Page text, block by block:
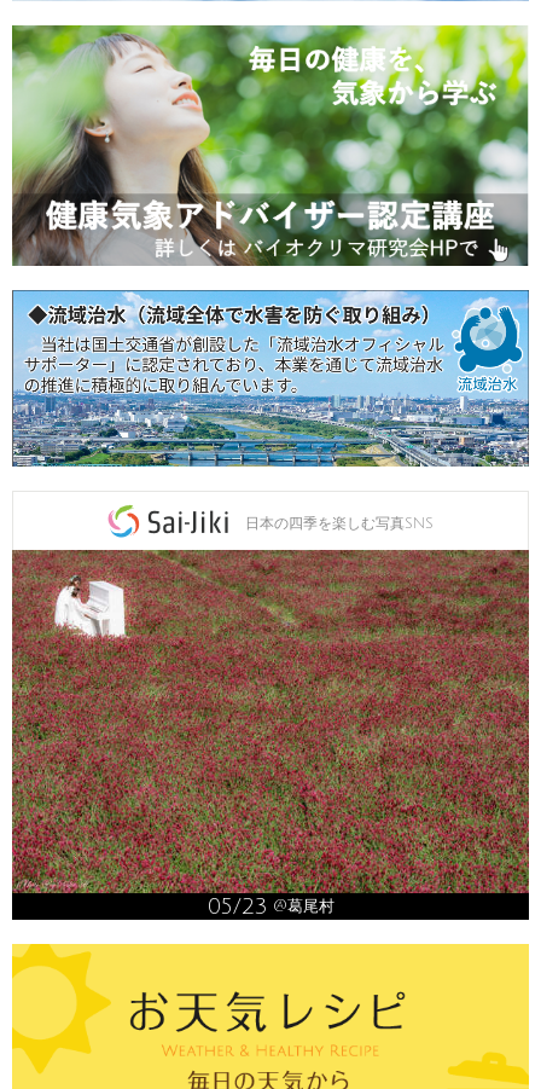
日本の四季を楽しむ写真SNS
05/23 @葛尾村